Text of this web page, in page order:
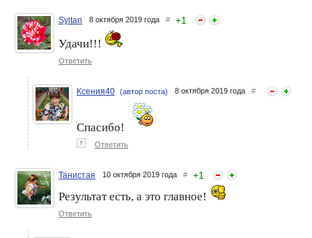
Syltan 8 октября 2019 года # +1
Удачи!!!
Ответить
Ксения40 (автор поста) 8 октября 2019 года #
Спасибо!
↑ Ответить
Танистая 10 октября 2019 года # +1
Результат есть, а это главное!
Ответить